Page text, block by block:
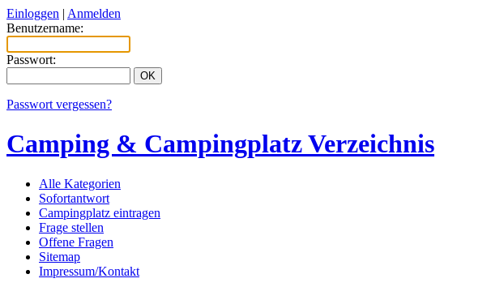
Einloggen | Anmelden
Benutzername:
Passwort:
Passwort vergessen?
Camping & Campingplatz Verzeichnis
Alle Kategorien
Sofortantwort
Campingplatz eintragen
Frage stellen
Offene Fragen
Sitemap
Impressum/Kontakt